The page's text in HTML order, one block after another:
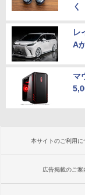
く
レ
A
マ
本サイトのご利用に
広告掲載のご案